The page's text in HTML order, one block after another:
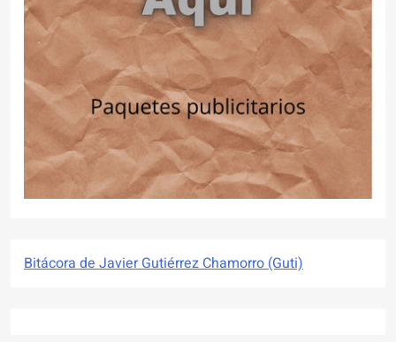
Bitácora de Javier Gutiérrez Chamorro (Guti)